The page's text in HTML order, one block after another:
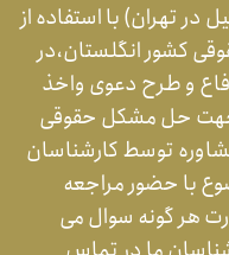
تهران) با استفاده از
کشور انگلستان،در
و طرح دعوی واخذ
جهت حل مشکل حقوقی
توسط کارشناسان
با حضور مراجعه
هر گونه سوال می